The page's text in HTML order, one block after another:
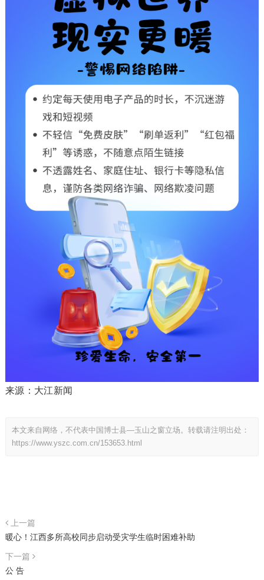
来源：大江新闻
本文来自网络，不代表中国博士县—玉山之窗立场。转载请注明出处：
https://www.yszc.com.cn/153653.html
上一篇
暖心！江西多所高校同步启动受灾学生临时困难补助
下一篇
公 告